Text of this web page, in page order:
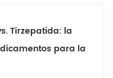
Tirzepatida: la
para la